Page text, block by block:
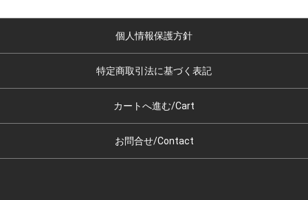
個人情報保護方針
特定商取引法に基づく表記
カートへ進む/Cart
お問合せ/Contact